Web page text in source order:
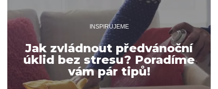
INSPIRUJEME
Jak zvládnout předvánoční
úklid bez stresu? Poradíme
vám pár tipů!